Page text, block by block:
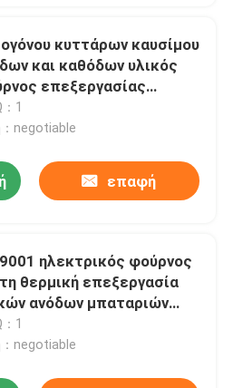
κυττάρων καυσίμου
και καθόδων υλικός
επεξεργασίας
φούρνων
1
：negotiable
επαφή
ηλεκτρικός φούρνος
θερμική επεξεργασία
ανόδων μπαταριών
και ηλεκτροδίων
1
：negotiable